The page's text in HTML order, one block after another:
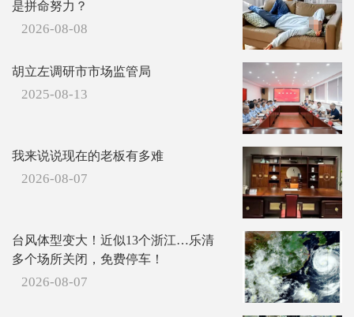
是拼命努力？
2026-08-08
胡立左调研市市场监管局
2025-08-13
我来说说现在的老板有多难
2026-08-07
台风体型变大！近似13个浙江…乐清
多个场所关闭，免费停车！
2026-08-07